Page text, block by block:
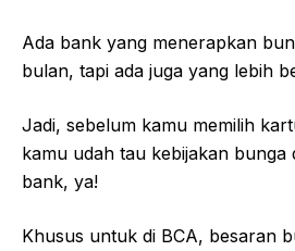
Ada bank yang menerapkan
bulan, tapi ada juga yang lebih
Jadi, sebelum kamu memilih
kamu udah tau kebijakan bunga
bank, ya!
Khusus untuk di BCA, besaran